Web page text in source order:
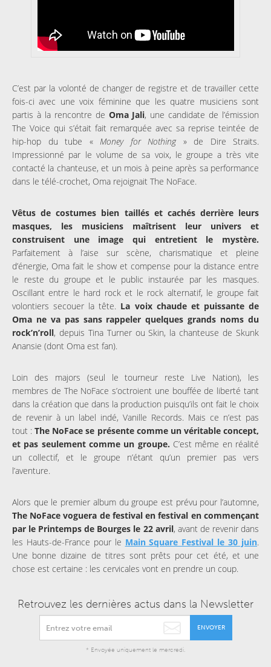
C’est par la volonté de changer de registre et de travailler cette
fois-ci avec une voix féminine que les quatre musiciens sont
partis à la rencontre de Oma Jali, une candidate de l’émission
The Voice qui s’était fait remarquée avec sa reprise teintée de
hip-hop du tube «Money for Nothing» de Dire Straits.
Impressionné par le volume de sa voix, le groupe a très vite
contacté la chanteuse, et un mois à peine après sa performance
dans le télé-crochet, Oma rejoignait The NoFace.
Vêtus de costumes bien taillés et cachés derrière leurs
masques, les musiciens maîtrisent leur univers et
construisent une image qui entretient le mystère.
Parfaitement à l’aise sur scène, charismatique et pleine
d’énergie, Oma fait le show et compense pour la distance entre
le reste du groupe et le public instaurée par les masques.
Oscillant entre le hard rock et le rock alternatif, le groupe fait
volontiers secouer la tête. La voix chaude et puissante de
Oma ne va pas sans rappeler quelques grands noms du
rock’n’roll, depuis Tina Turner ou Skin, la chanteuse de Skunk
Anansie (dont Oma est fan).
Loin des majors (seul le tourneur reste Live Nation), les
membres de The NoFace s’octroient une bouffée de liberté tant
dans la création que dans la production puisqu’ils ont fait le choix
de revenir à un label indé, Vanille Records. Mais ce n’est pas
tout :The NoFace se présente comme un véritable concept,
et pas seulement comme un groupe. C’est même en réalité
un collectif, et le groupe n’étant qu’un premier pas vers
l’aventure.
Alors que le premier album du groupe est prévu pour l’automne,
The NoFace voguera de festival en festival en commençant
par le Printemps de Bourges le 22 avril, avant de revenir dans
les Hauts-de-France pour le Main Square Festival le 30 juin.
Une bonne dizaine de titres sont prêts pour cet été, et une
chose est certaine : les cervicales vont en prendre un coup.
Retrouvez les dernières actus dans la Newsletter
ENVOYER
* Envoyée uniquement le mercredi.